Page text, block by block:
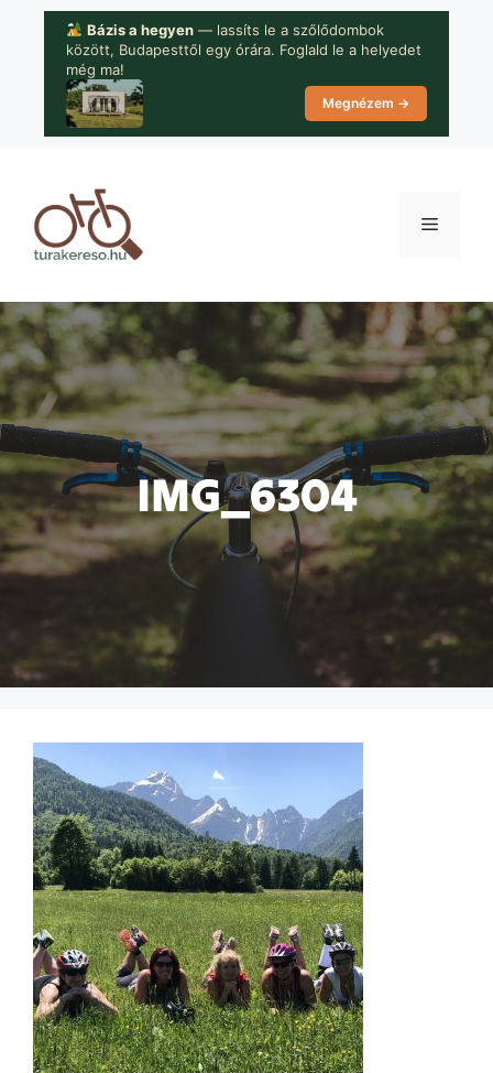
Kilépés
tartalomba
Bázis a hegyen— lassíts le a szőlődombok
között, Budapesttől egy órára. Foglald le a helyedet
még ma!
Megnézem →
Menü
IMG_6304